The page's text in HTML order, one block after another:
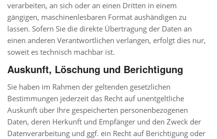
verarbeiten, an sich oder an einen Dritten in einem
gängigen, maschinenlesbaren Format aushändigen zu
lassen. Sofern Sie die direkte Übertragung der Daten an
einen anderen Verantwortlichen verlangen, erfolgt dies nur,
soweit es technisch machbar ist.
Auskunft, Löschung und Berichtigung
Sie haben im Rahmen der geltenden gesetzlichen
Bestimmungen jederzeit das Recht auf unentgeltliche
Auskunft über Ihre gespeicherten personenbezogenen
Daten, deren Herkunft und Empfänger und den Zweck der
Datenverarbeitung und ggf. ein Recht auf Berichtigung oder